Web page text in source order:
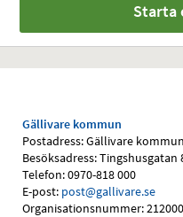
Starta
Gällivare kommun
Postadress: Gällivare
Besöksadress: Tingshusgatan
Telefon: 0970-818 000
E-post: post@gallivare.se
Organisationsnummer: